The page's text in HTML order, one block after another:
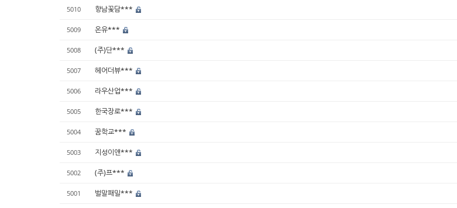
5010 향남꽃담***
5009 온유***
5008 (주)단***
5007 헤어더뷰***
5006 라우산업***
5005 한국장로***
5004 꿈학교***
5003 지성이앤***
5002 (주)프***
5001 벌말패밀***